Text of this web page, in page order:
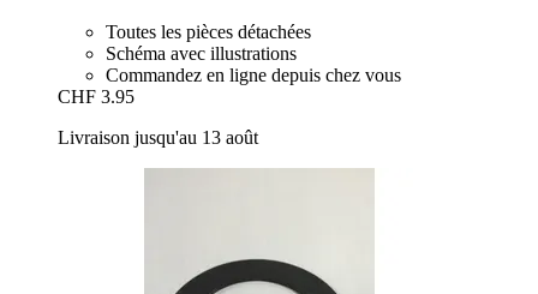
Toutes les pièces détachées
Schéma avec illustrations
Commandez en ligne depuis chez vous
CHF 3.95
Livraison jusqu'au 13 août